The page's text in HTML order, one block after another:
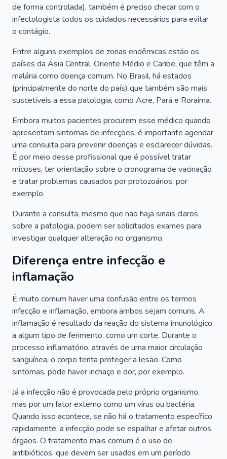
de forma controlada), também é preciso checar com o
infectologista todos os cuidados necessários para evitar
o contágio.
Entre alguns exemplos de zonas endêmicas estão os
países da Ásia Central, Oriente Médio e Caribe, que têm a
malária como doença comum. No Brasil, há estados
(principalmente do norte do país) que também são mais
suscetíveis a essa patologia, como Acre, Pará e Roraima.
Embora muitos pacientes procurem esse médico quando
apresentam sintomas de infecções, é importante agendar
uma consulta para prevenir doenças e esclarecer dúvidas.
É por meio desse profissional que é possível tratar
micoses, ter orientação sobre o cronograma de vacinação
e tratar problemas causados por protozoários, por
exemplo.
Durante a consulta, mesmo que não haja sinais claros
sobre a patologia, podem ser solicitados exames para
investigar qualquer alteração no organismo.
Diferença entre infecção e
inflamação
É muito comum haver uma confusão entre os termos
infecção e inflamação, embora ambos sejam comuns. A
inflamação é resultado da reação do sistema imunológico
a algum tipo de ferimento, como um corte. Durante o
processo inflamatório, através de uma maior circulação
sanguínea, o corpo tenta proteger a lesão. Como
sintomas, pode haver inchaço e dor, por exemplo.
Já a infecção não é provocada pelo próprio organismo,
mas por um fator externo como um vírus ou bactéria.
Quando isso acontece, se não há o tratamento específico
rapidamente, a infecção pode se espalhar e afetar outros
órgãos. O tratamento mais comum é o uso de
antibióticos, que devem ser usados em um período